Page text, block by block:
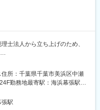
々が活躍中です。
にてサポートしながら、ご経
ていきます。その他、部署内
整えておりますが、まずは何
を評価いたします。
士法人から立ち上げのため、
アントの経理課題に合わせたシ
ソフトメーカー様とタイアッ
わせたシステム提案が可能で
所：千葉県千葉市美浜区中瀬
勤務地最寄駅：海浜幕張駅受
囲：無
駅